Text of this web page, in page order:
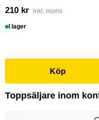
210 kr inkl. moms
I lager
Köp
Toppsäljare inom